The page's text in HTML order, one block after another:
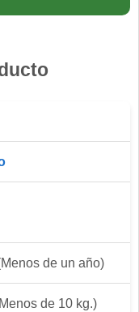
de un año)
de 10 kg.)